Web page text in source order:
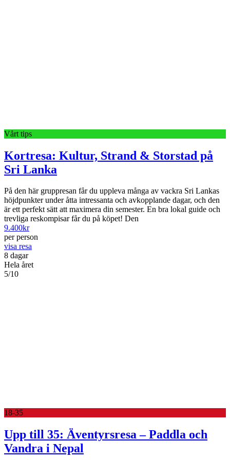
Vårt tips
Kortresa: Kultur, Strand & Storstad på
Sri Lanka
På den här gruppresan får du uppleva många av vackra Sri Lankas
höjdpunkter under åtta intressanta och avkopplande dagar, och den
är ett perfekt sätt att maximera din semester. En bra lokal guide och
trevliga reskompisar får du på köpet! Den
9.400kr
per person
visa resa
8 dagar
Hela året
5/10
18-35
Upp till 35: Äventyrsresa – Paddla och
Vandra i Nepal